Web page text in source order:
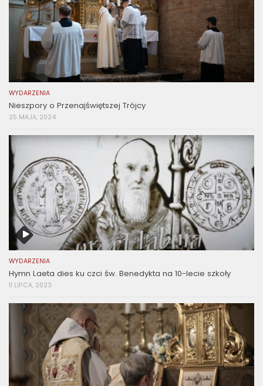
WYDARZENIA
Nieszpory o Przenajświętszej Trójcy
25 MAJA, 2024
WYDARZENIA
Hymn Laeta dies ku czci św. Benedykta na 10-lecie szkoły
11 LIPCA, 2023